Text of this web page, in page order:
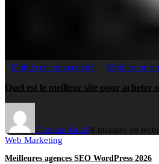
Mobile et connectivité Mobiles et
Quel est le meilleur site pour acheter
Thomas André8 minutes de
Web Marketing
Meilleures agences SEO WordPress 2026